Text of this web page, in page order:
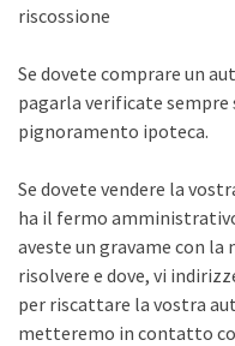
riscossione
Se dovete comprare un
pagarla verificate
pignoramento ipoteca.
Se dovete vendere la
ha il fermo
aveste un gravame con
risolvere e dove, vi
per riscattare la vostra
metteremo in contatto